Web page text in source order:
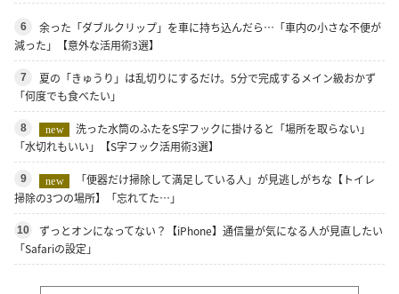
6
余った「ダブルクリップ」を車に持ち込んだら…「車内の小さな不便が
減った」【意外な活用術3選】
7
夏の「きゅうり」は乱切りにするだけ。5分で完成するメイン級おかず
「何度でも食べたい」
8 new
洗った水筒のふたをS字フックに掛けると「場所を取らない」
「水切れもいい」【S字フック活用術3選】
9 new
「便器だけ掃除して満足している人」が見逃しがちな【トイレ
掃除の3つの場所】「忘れてた…」
10
ずっとオンになってない？【iPhone】通信量が気になる人が見直したい
「Safariの設定」